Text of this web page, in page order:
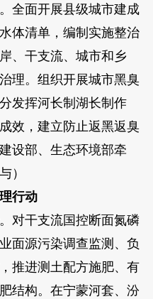
面开展县级城市建成
体清单，编制实施整治
、干支流、城市和乡
理。组织开展城市黑臭
发挥河长制湖长制作
效，建立防止返黑返臭
设部、生态环境部牵
）
行动
干支流国控断面氮磷
面源污染调查监测、负
推进测土配方施肥、有
结构。在宁蒙河套、汾